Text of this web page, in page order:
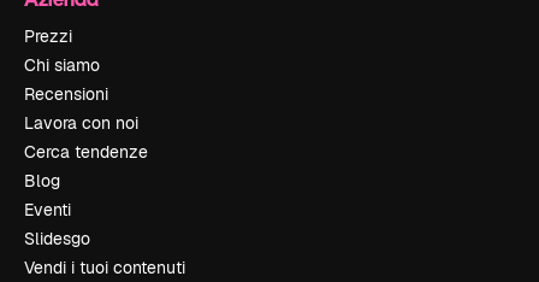
Prezzi
Chi siamo
Recensioni
Lavora con noi
Cerca tendenze
Blog
Eventi
Slidesgo
Vendi i tuoi contenuti